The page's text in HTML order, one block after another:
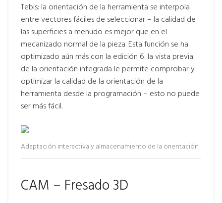
Tebis: la orientación de la herramienta se interpola
entre vectores fáciles de seleccionar – la calidad de
las superficies a menudo es mejor que en el
mecanizado normal de la pieza. Esta función se ha
optimizado aún más con la edición 6: la vista previa
de la orientación integrada le permite comprobar y
optimizar la calidad de la orientación de la
herramienta desde la programación – esto no puede
ser más fácil.
Adaptación interactiva y almacenamiento de la orientación
CAM – Fresado 3D